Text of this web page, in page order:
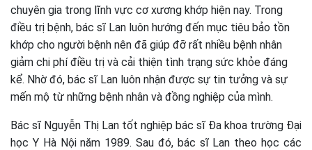
chuyên gia trong lĩnh vực cơ xương khớp hiện nay. Trong
điều trị bệnh, bác sĩ Lan luôn hướng đến mục tiêu bảo tồn
khớp cho người bệnh nên đã giúp đỡ rất nhiều bệnh nhân
giảm chi phí điều trị và cải thiện tình trạng sức khỏe đáng
kể. Nhờ đó, bác sĩ Lan luôn nhận được sự tin tưởng và sự
mến mộ từ những bệnh nhân và đồng nghiệp của mình.
Bác sĩ Nguyễn Thị Lan tốt nghiệp bác sĩ Đa khoa trường Đại
học Y Hà Nội năm 1989. Sau đó, bác sĩ Lan theo học các